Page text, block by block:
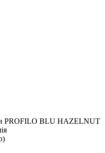
PROFILO BLU HAZELNUT